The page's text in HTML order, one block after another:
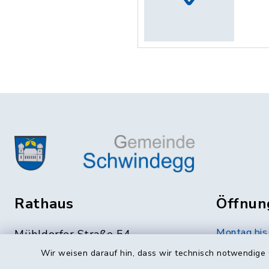
Wir weisen darauf hin, dass wir technisch
Rathaus
Mühldorfer Straße 54
84419 Schwindegg
Montag
07.30 bis